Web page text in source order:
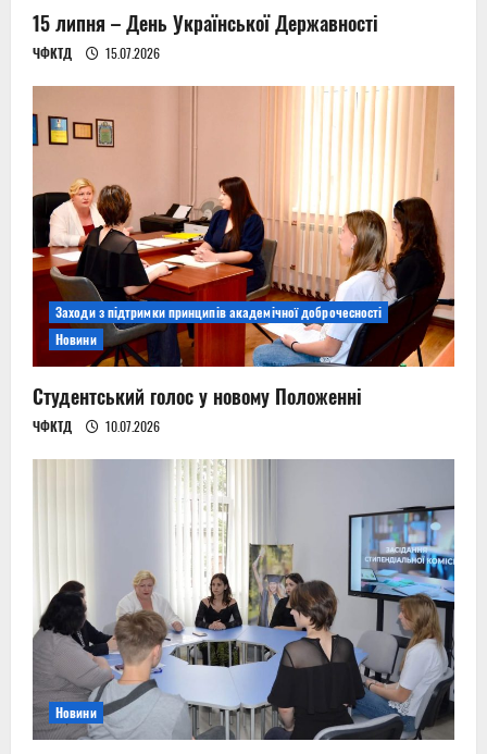
15 липня – День Української Державності
ЧФКТД 15.07.2026
Заходи з підтримки принципів академічної доброчесності
Новини
Студентський голос у новому Положенні
ЧФКТД 10.07.2026
Новини